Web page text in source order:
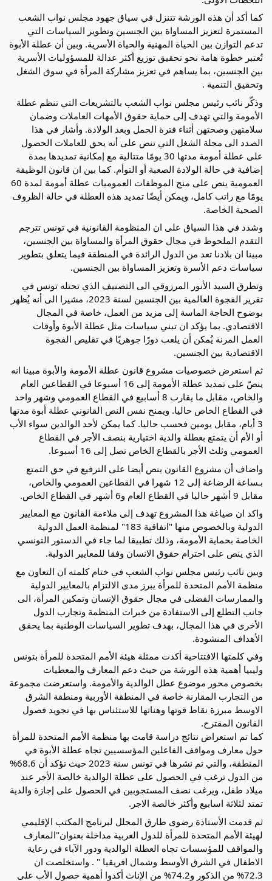
كما أكد أن هذه الورشة تتنزل في سياق جهود مجلس نواب الشعب
المستمرة لتعزيز المساواة بين الجنسين وتطوير السياسات التي
تدعم التوازن بين الحياة المهنية والحياة الأسرية. وبين أن عطلة الأبوة
تُعتبر خطوة هامة نحو تحقيق توزيع أكثر عدالة للمسؤوليات الأسرية
بين الجنسين، بما يساهم في تعزيز مشاركة المرأة في سوق الشغل
وتحقيق التنمية .
وذكّر نائب رئيس مجلس نواب الشعب بالتشريعات التي تنظم عطلة
الأمومة والتي تهدف إلى حماية حقوق الأمهات العاملات وضمان
سلامتهن وصحتهن أثناء فترة الحمل وبعد الولادة. وأشار في هذا
الصدد الى مجلة الشغل التي تنص على أنه يحق للعاملات الحصول
على عطلة أمومة مدتها 30 يومًا متتالية مع إمكانية تمديدها بمدة
إضافية في حالة الولادة الصعبة أو التوأم. كما بين ان قانون الوظيفة
العمومية ينص على منح الموظفات العموميات عطلة أمومة لمدة 60
يومًا مع راتب كامل، ويمكن أيضًا تمديد هذه العطلة في حالة الظروف
الصحية الخاصة.
وشدد في هذا السياق على ان المنظومة القانونية في تونس تترجم
التقدم الملحوظ في مجال حقوق المرأة والمساواة بين الجنسين،
مبينا ان بلادنا تعد من الدول الرائدة في المنطقة فيما يتعلق بتطوير
سياسات دعم الأسرة وتعزيز المساواة بين الجنسين.
وتطرق السيد الأنور المرزوقي الى التصنيف الذي تحتله تونس في
تقرير الفجوة العالمية بين الجنسين لسنة 2023، مشيرا الى أنه يُظهر
بوضوح الحاجة الماسة إلى مزيد من العمل، خاصة في المجال
الاقتصادي. بما يؤكد ان تبني سياسات مثل عطلة الأبوة وأوقات
العمل المرنة يُمكن أن يلعب دورًا جوهريًا في تقليص الفجوة
الاقتصادية بين الجنسين.
ثم استعرض خصوصيات مشروع قانون عطلة الأمومة والأبوة مبينا انه
ينصّ على تمديد عطلة الأمومة إلى 16 أسبوعا في القطاعين العام
والخاص، مقابل ما يقارب 8 أسابيع في القطاع العمومي وشهر واحد
في القطاع الخاص حاليا. ويمنح نفس النص القانوني عطلة أبوة مدتها
3 أيام، مقابل يومين فحسب حاليا. كما يمكن لأحد الوالدين سواء الأب
أو الأم أن يتمتع بعطلة والدية اختيارية بنصف الأجر في القطاع
العمومي وثلث الأجر بالقطاع الخاص تصل إلى 16 أسبوعا.
واضاف أن مشروع القانون ينص أيضا على الترفيع في حق التمتع
بـساعة الرضاعة إلى 12 شهرا في القطاعين العمومي والخاص،
مقابل 9 أشهر حاليا في القطاع العام و6 أشهر في القطاع الخاص.
واكد ان صياغة هذا المشروع تهدف إلى ملاءمة القانون مع المعايير
الدولية وبالخصوص منها "اتفاقية 183" لمنظمة العمل الدولية
الخاصة بحماية الأمومة، وذلك تطبيقا لما جاء في الدستور التونسي
الذي ينص على احترام حقوق الانسان وفقا للمعايير الدولية.
وبين نائب رئيس مجلس نواب الشعب في ختام كلمته ان التعاون مع
منظمة الأمم المتحدة للمرأة يبرز مدى الالتزام بالمعايير الدولية
والممارسات الفضلى في مجال حقوق الإنسان وتمكين المرأة، الى
جانب التطلع إلى الاستفادة من خبرات المنظمة وتجارب الدول
الأخرى في هذا المجال، بهدف تطوير السياسات الوطنية بما يحقق
الأهداف المنشودة.
وفي كلمتها الافتتاحية أكدت ممثلة هيئة الأمم المتحدة للمرأة بتونس
وليبيا أهمية هذه الورشة من حيث دعم المعارف والمعطيات
بخصوص محور موضوع عطل الوالدية والأمومة. واستعرضت مجموعة
من التجارب المقارنة خاصة في المنطقة الأوربية ومنطقة الشرق
الاوسط مبرزة نقاط قوتها وهناتها للاستئناس بها في تجويد فصول
القانون المقترح.
كما تم استعراض نتائج دراسة قامت بها منظمة الأمم المتحدة للمرأة
حول معارف ومواقف الفاعلين المؤسسيين تجاه عطلة الأبوة في
المنطقة، والتي تم نشرها في تونس سنة 2023 حيث تؤكد أن 68.6%
من الدول ترغب في الحصول على عطلة الوالدية خالصة الأجر عند
ميلاد طفل، ويرغب نصف المستجوبين في الحصول على إجازة والدية
تمتد لثلاثة اسابيع وأكثر خالصة الاجر.
ثم قدمت الأستاذة رضوى طارق المحلل لبرنامج المكتب الإقليمي
لهيئة الأمم المتحدة للمرأة للدول العربية مداخلة بعنوان"المعارف
والمواقف للمؤسسات تجاه العطلة الوالدية ودور الآباء في رعاية
الاطفال في الشرق الأوسط وشمال افريقيا " . واستخلصت ان
72.3% من الذكور و74.2% من الإناث أكدوا أهمية حصول الأب على